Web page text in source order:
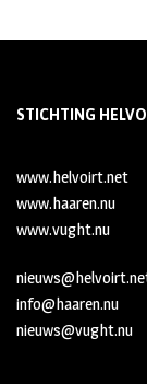
STICHTING
www.helvoirt.net
www.haaren.nu
www.vught.nu
info@haaren.nu
nieuws@vught.nu